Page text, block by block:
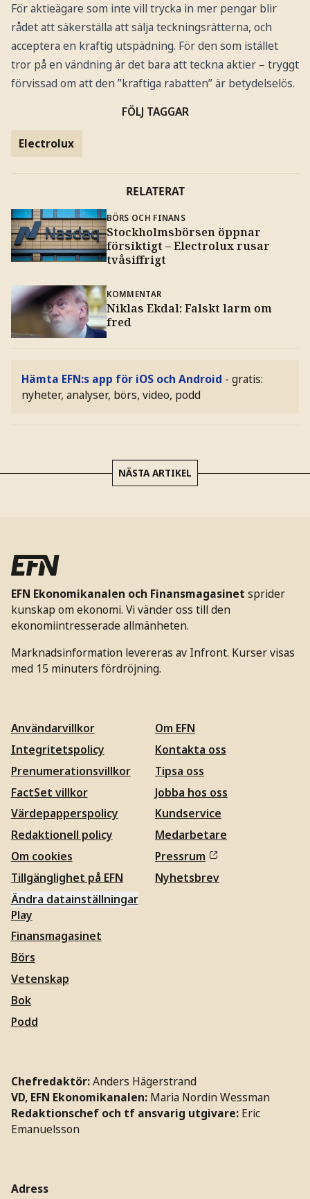
För aktieägare som inte vill trycka in mer pengar blir
rådet att säkerställa att sälja teckningsrätterna, och
acceptera en kraftig utspädning. För den som istället
tror på en vändning är det bara att teckna aktier – tryggt
förvissad om att den ”kraftiga rabatten” är betydelselös.
FÖLJ TAGGAR
Electrolux
RELATERAT
BÖRS OCH FINANS
Stockholmsbörsen öppnar
försiktigt – Electrolux rusar
tvåsiffrigt
KOMMENTAR
Niklas Ekdal: Falskt larm om
fred
Hämta EFN:s app för iOS och Android - gratis:
nyheter, analyser, börs, video, podd
NÄSTA ARTIKEL
EFN Ekonomikanalen och Finansmagasinet sprider
kunskap om ekonomi. Vi vänder oss till den
ekonomiintresserade allmänheten.
Marknadsinformation levereras av Infront. Kurser visas
med 15 minuters fördröjning.
Användarvillkor
Integritetspolicy
Prenumerationsvillkor
FactSet villkor
Värdepapperspolicy
Redaktionell policy
Om cookies
Tillgänglighet på EFN
Ändra datainställningar
Om EFN
Kontakta oss
Tipsa oss
Jobba hos oss
Kundservice
Medarbetare
Pressrum
Nyhetsbrev
Play
Finansmagasinet
Börs
Vetenskap
Bok
Podd
Chefredaktör:Anders Hägerstrand
VD, EFN Ekonomikanalen: Maria Nordin Wessman
Redaktionschef och tf ansvarig utgivare: Eric
Emanuelsson
Adress